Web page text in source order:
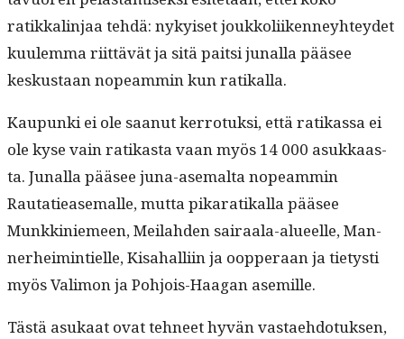
ratikkalin­jaa tehdä: nykyiset joukkoli­iken­ney­htey­det
kuulem­ma riit­tävät ja sitä pait­si junal­la pääsee
keskus­taan nopeam­min kun ratikalla.
Kaupun­ki ei ole saanut ker­ro­tuk­si, että ratikas­sa ei
ole kyse vain ratikas­ta vaan myös 14 000 asukkaas­
ta. Junal­la pääsee juna-ase­mal­ta nopeam­min
Rautatiease­malle, mut­ta pikaratikalla pääsee
Munkkiniemeen, Meilah­den sairaala-alueelle, Man­
ner­heim­intielle, Kisa­hal­li­in ja oop­per­aan ja tietysti
myös Val­imon ja Pohjois-Haa­gan asemille.
Tästä asukaat ovat tehneet hyvän vas­tae­hdo­tuk­sen,